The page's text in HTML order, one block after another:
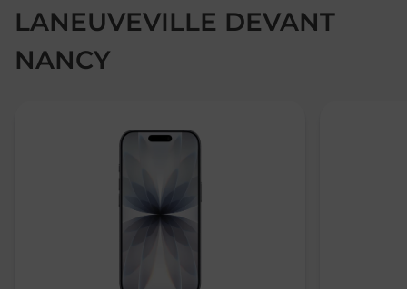
LANEUVEVILLE DEVANT
NANCY